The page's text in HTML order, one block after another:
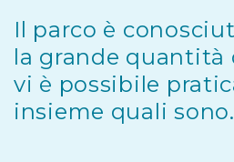
Il parco è
la grande
vi è possibile
insieme quali sono.